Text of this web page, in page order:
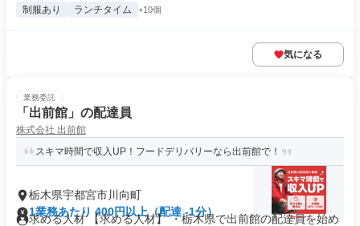
制服あり ランチタイム +10個
気になる
業務委託
「出前館」の配達員
株式会社 出前館
スキマ時間で収入UP！フードデリバリーなら出前館で！
栃木県宇都宮市川向町
1業務あたり 400円以上（配達 -1分）
求める人材 【求める人材】 ・栃木県で出前館の配達員を始め